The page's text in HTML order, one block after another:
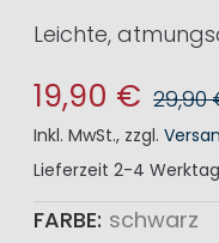
Leichte,
19,90 € 29,90
Inkl. MwSt., zzgl.
Lieferzeit 2-4
FARBE schwarz